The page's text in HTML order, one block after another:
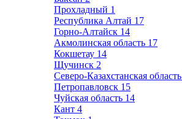
Прохладный 1
Республика Алтай 17
Горно-Алтайск 14
Акмолинская область 17
Кокшетау 14
Щучинск 2
Северо-Казахстанская область
Петропавловск 15
Чуйская область 14
Кант 4